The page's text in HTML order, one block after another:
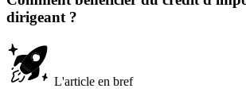
dirigeant ?
L'article en bref